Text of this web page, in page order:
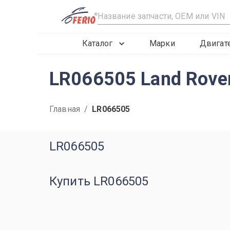
R
Каталог Марки
LR066505 Land
Главная / LR066505
LR066505
Купить LR066505